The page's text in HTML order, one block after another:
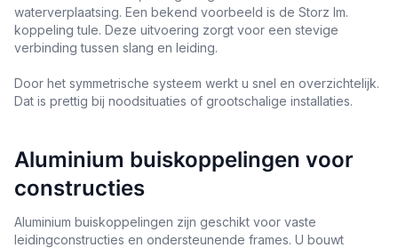
waterverplaatsing. Een bekend voorbeeld is de Storz lm.
koppeling tule. Deze uitvoering zorgt voor een stevige
verbinding tussen slang en leiding.
Door het symmetrische systeem werkt u snel en overzichtelijk.
Dat is prettig bij noodsituaties of grootschalige installaties.
Aluminium buiskoppelingen voor
constructies
Aluminium buiskoppelingen zijn geschikt voor vaste
leidingconstructies en ondersteunende frames. U bouwt